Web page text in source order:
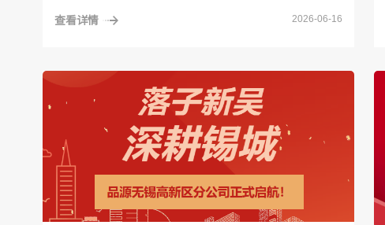
查看详情 2026-06-16